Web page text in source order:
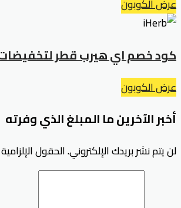
عرض الكوبون
كود خصم اي هيرب قطر لتخفيضات تصل 60% سارية على
عرض الكوبون
أخبر الآخرين ما المبلغ الذي وفرته
لن يتم نشر بريدك الإلكتروني.الحقول